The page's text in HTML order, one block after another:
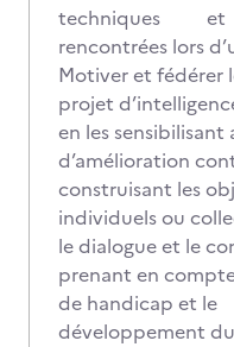
techniques
rencontrées lors
Motiver et fédérer
projet
en les sensibilisant
d’amélioration
construisant les
individuels ou
le dialogue et le
prenant en
de handicap et le
développement